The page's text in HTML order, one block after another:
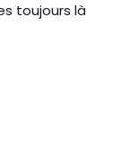
toujours là